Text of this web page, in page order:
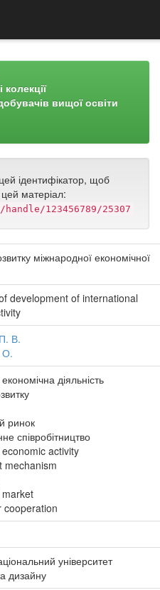
вищої освіти
ідентифікатор, щоб
матеріал:
123456789/25307
міжнародної економічної
development of international
В.
О.
діяльність
ринок
співробітництво
activity
mechanism
cooperation
університет
дизайну